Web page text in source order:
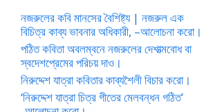
নজরুলের কবি মানসের বৈশিষ্ট্য | নজরুল এক
বিচিত্র কাব্য ভাবনার অধিকারী, –আলোচনা করো।
পঠিত কবিতা অবলম্বনে নজরুলের দেশাত্মবোধ বা
স্বদেশপ্রেমের পরিচয় দাও।
নিরুদ্দেশ যাত্রা কবিতার কাব্যশৈলী বিচার করো।
‘নিরুদ্দেশ যাত্রা চিত্র গীতের মেলবন্ধন গঠিত’